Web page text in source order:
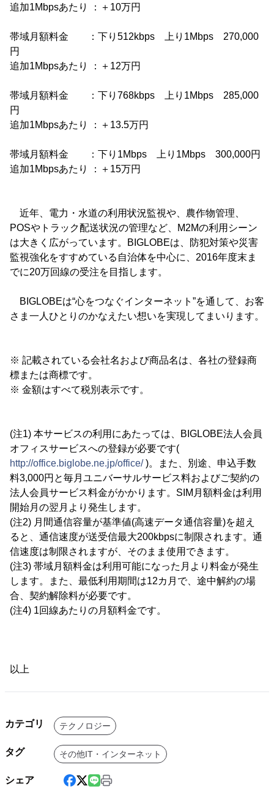
追加1Mbpsあたり ：＋10万円
帯域月額料金 ：下り512kbps 上り1Mbps 270,000
円
追加1Mbpsあたり ：＋12万円
帯域月額料金 ：下り768kbps 上り1Mbps 285,000
円
追加1Mbpsあたり ：＋13.5万円
帯域月額料金 ：下り1Mbps 上り1Mbps 300,000円
追加1Mbpsあたり ：＋15万円
近年、電力・水道の利用状況監視や、農作物管理、
POSやトラック配送状況の管理など、M2Mの利用シーン
は大きく広がっています。BIGLOBEは、防犯対策や災害
監視強化をすすめている自治体を中心に、2016年度末ま
でに20万回線の受注を目指します。
BIGLOBEは“心をつなぐインターネット”を通して、お客
さま一人ひとりのかなえたい想いを実現してまいります。
※ 記載されている会社名および商品名は、各社の登録商
標または商標です。
※ 金額はすべて税別表示です。
(注1) 本サービスの利用にあたっては、BIGLOBE法人会員
オフィスサービスへの登録が必要です(
http://office.biglobe.ne.jp/office/)。また、別途、申込手数
料3,000円と毎月ユニバーサルサービス料およびご契約の
法人会員サービス料金がかかります。SIM月額料金は利用
開始月の翌月より発生します。
(注2) 月間通信容量が基準値(高速データ通信容量)を超え
ると、通信速度が送受信最大200kbpsに制限されます。通
信速度は制限されますが、そのまま使用できます。
(注3) 帯域月額料金は利用可能になった月より料金が発生
します。また、最低利用期間は12カ月で、途中解約の場
合、契約解除料が必要です。
(注4) 1回線あたりの月額料金です。
以上
カテゴリ テクノロジー
タグ その他IT・インターネット
シェア